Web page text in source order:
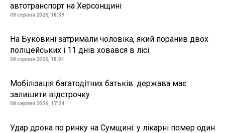
автотранспорт на Херсонщині
08 серпня 2026, 18:39
На Буковині затримали чоловіка, який поранив двох
поліцейських і 11 днів ховався в лісі
08 серпня 2026, 18:01
Мобілізація багатодітних батьків: держава має
залишити відстрочку
08 серпня 2026, 17:24
Удар дрона по ринку на Сумщині: у лікарні помер один